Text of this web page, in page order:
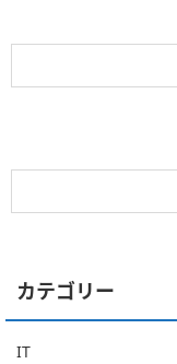
カテゴリー
IT